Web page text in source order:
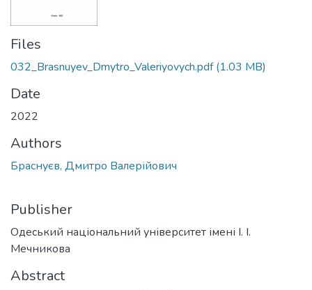
Files
032_Brasnuyev_Dmytro_Valeriyovych.pdf(1.03 MB)
Date
2022
Authors
Браснуєв, Дмитро Валерійович
Publisher
Одеський національний університет імені І. І.
Мечникова
Abstract